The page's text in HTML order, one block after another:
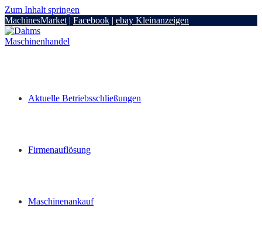
Zum Inhalt springen
MachinesMarket | Facebook | ebay Kleinanzeigen
Aktuelle Betriebsschließungen
Firmenauflösung
Maschinenankauf